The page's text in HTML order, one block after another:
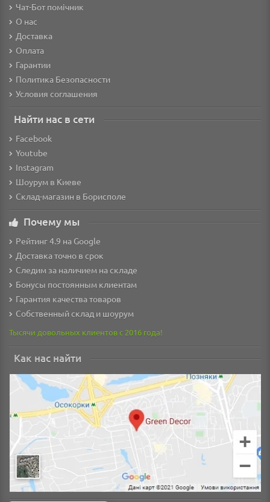
Чат-Бот помічник
О нас
Доставка
Оплата
Гарантии
Политика Безопасности
Условия соглашения
Найти нас в сети
Facebook
Youtube
Instagram
Шоурум в Киеве
Склад-магазин в Борисполе
Почему мы
Рейтинг 4.9 на Google
Доставка точно в срок
Следим за наличием на складе
Бонусы постоянным клиентам
Гарантия качества товаров
Собственный склад и шоурум
Тысячи довольных клиентов с 2016 года!
Как нас найти